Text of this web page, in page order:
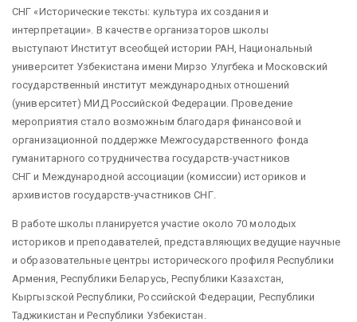
СНГ «Исторические тексты: культура их создания и
интерпретации». В качестве организаторов школы
выступают Институт всеобщей истории РАН, Национальный
университет Узбекистана имени Мирзо Улугбека и Московский
государственный институт международных отношений
(университет) МИД Российской Федерации. Проведение
мероприятия стало возможным благодаря финансовой и
организационной поддержке Межгосударственного фонда
гуманитарного сотрудничества государств-участников
СНГ и Международной ассоциации (комиссии) историков и
архивистов государств-участников СНГ.
В работе школы планируется участие около 70 молодых
историков и преподавателей, представляющих ведущие научные
и образовательные центры исторического профиля Республики
Армения, Республики Беларусь, Республики Казахстан,
Кыргызской Республики, Российской Федерации, Республики
Таджикистан и Республики Узбекистан.